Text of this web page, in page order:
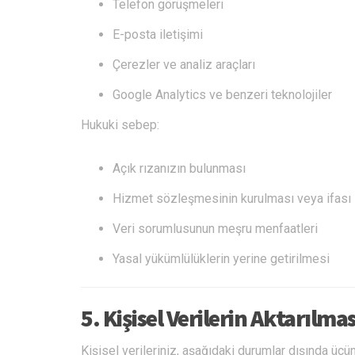
Telefon görüşmeleri
E-posta iletişimi
Çerezler ve analiz araçları
Google Analytics ve benzeri teknolojiler
Hukuki sebep:
Açık rızanızın bulunması
Hizmet sözleşmesinin kurulması veya ifası
Veri sorumlusunun meşru menfaatleri
Yasal yükümlülüklerin yerine getirilmesi
5. Kişisel Verilerin
Kişisel verileriniz, aşağıdaki durumlar dışında